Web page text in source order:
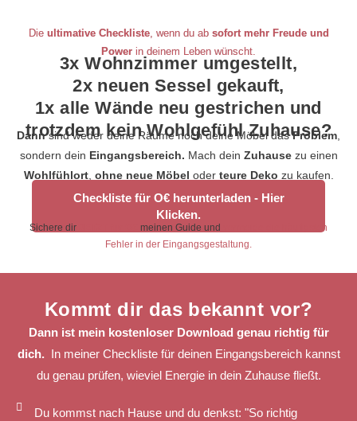
Die ultimative Checkliste, wenn du ab sofort mehr Freude und
Power in deinem Leben wünscht.
3x Wohnzimmer umgestellt,
2x neuen Sessel gekauft,
1x alle Wände neu gestrichen und
trotzdem kein Wohlgefühl Zuhause?
Dannsind weder deine Räume noch deine Möbel dasProblem
sondern dein Eingangsbereich. Mach dein Zuhausezu einen
Wohlfühlort, ohne neue Möbel oder teure Deko zu kaufen.
Checkliste für O€ herunterladen - Hier
Klicken.
Sichere dir meinen Guide und
vermeide die häufigsten
Fehler in der Eingangsgestaltung.
Kommt dir das bekannt vor?
Dann ist mein kostenloser Download genau richtig für
dich. In meiner Checkliste für deinen Eingangsbereich kannst
du genau prüfen, wieviel Energie in dein Zuhause fließt.
Du kommst nach Hause und du denkst: "So richtig